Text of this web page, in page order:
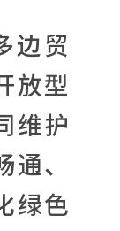
边贸
放型
维护
通、
绿色